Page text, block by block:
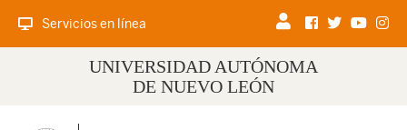
Servicios en línea
UNIVERSIDAD AUTÓNOMA
DE NUEVO LEÓN